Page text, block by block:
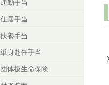
通勤手当
住居手当
扶養手当
単身赴任手当
団体扱生命保険